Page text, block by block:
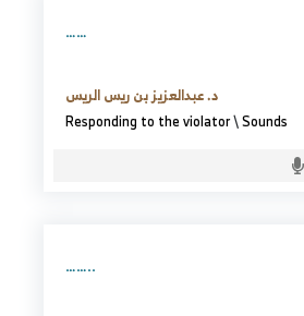
……
د. عبدالعزيز بن ريس الريس
Responding to the violator\Sounds
……..